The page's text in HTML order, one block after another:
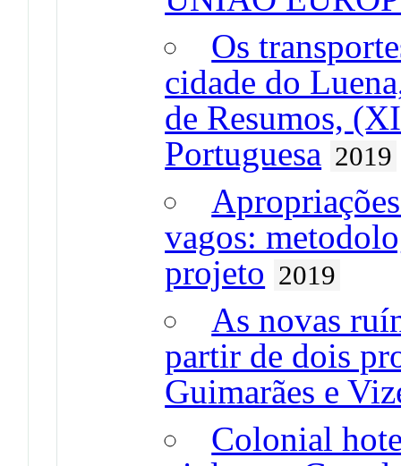
Os
cidade do
de Resumos,
Portuguesa 2019
vagos:
projeto 2019
As novas
partir de dois
Guimarães e
Colonial